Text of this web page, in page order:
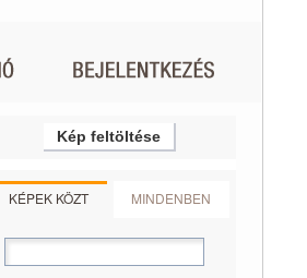
Kép feltöltése
KÉPEK KÖZT MINDENBEN